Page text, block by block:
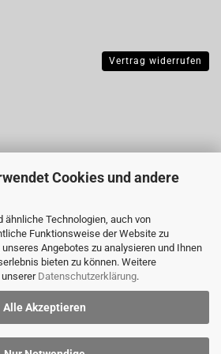
Cookies und andere
ähnliche Technologien, auch von
Funktionsweise der Website zu
Angebotes zu analysieren und Ihnen
bieten zu können. Weitere
Datenschutzerklärung.
Alle Akzeptieren
Vertrag widerrufen